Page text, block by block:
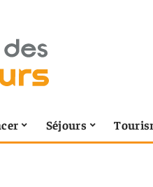
Séjours